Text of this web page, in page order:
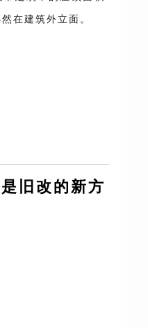
在建筑外立面。
旧改的新方